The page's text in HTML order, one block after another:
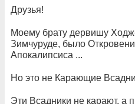
Друзья!
Моему брату дервишу
Зимчуруде, было
Апокалипсиса ...
Но это не Карающие
Эти Всадники не карают, а